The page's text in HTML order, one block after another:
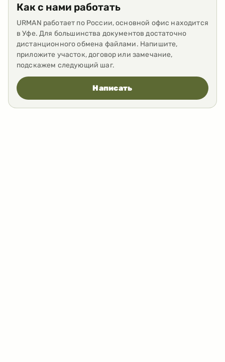
Как с нами работать
URMAN работает по России, основной офис находится
в Уфе. Для большинства документов достаточно
дистанционного обмена файлами. Напишите,
приложите участок, договор или замечание,
подскажем следующий шаг.
Написать